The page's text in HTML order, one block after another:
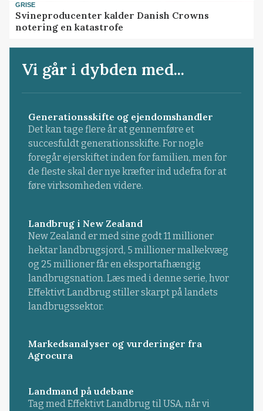
GRISE
Svineproducenter kalder Danish Crowns
notering en katastrofe
Vi går i dybden med...
Generationsskifte og ejendomshandler
Det kan tage flere år at gennemføre et
succesfuldt generationsskifte. For nogle
foregår ejerskiftet inden for familien, men for
de fleste skal der nye kræfter ind udefra for at
føre virksomheden videre.
Landbrug i New Zealand
New Zealand er med sine godt 11 millioner
hektar landbrugsjord, 5 millioner malkekvæg
og 25 millioner får en eksportafhængig
landbrugsnation. Læs med i denne serie, hvor
Effektivt Landbrug stiller skarpt på landets
landbrugssektor.
Markedsanalyser og vurderinger fra
Agrocura
Landmand på udebane
Tag med Effektivt Landbrug til USA, når vi